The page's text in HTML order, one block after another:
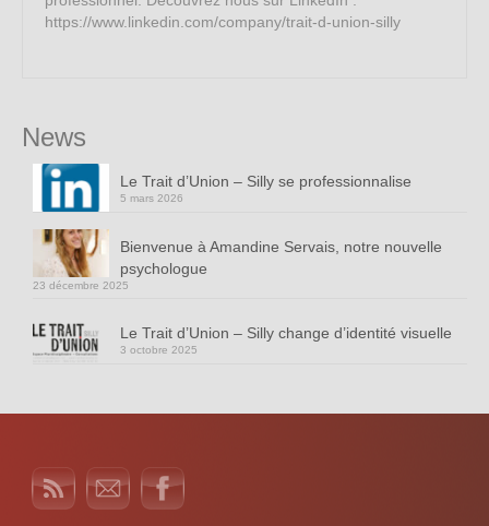
https://www.linkedin.com/company/trait-d-union-silly
News
Le Trait d’Union – Silly se professionnalise
5 mars 2026
Bienvenue à Amandine Servais, notre nouvelle
psychologue
23 décembre 2025
Le Trait d’Union – Silly change d’identité visuelle
3 octobre 2025